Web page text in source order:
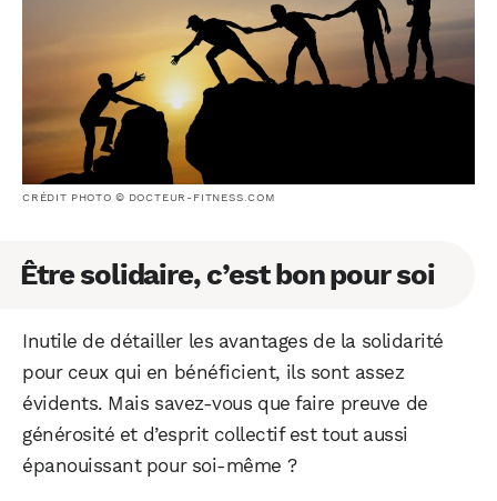
CRÉDIT PHOTO © DOCTEUR-FITNESS.COM
Être solidaire, c’est bon pour soi
Inutile de détailler les avantages de la solidarité
pour ceux qui en bénéficient, ils sont assez
évidents. Mais savez-vous que faire preuve de
générosité et d’esprit collectif est tout aussi
épanouissant pour soi-même ?